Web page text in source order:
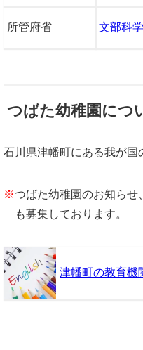
所管府省 文部科
つばた幼稚園につ
石川県津幡町にある我が国
※つばた幼稚園のお知らせ
も募集しております。
津幡町の教育機